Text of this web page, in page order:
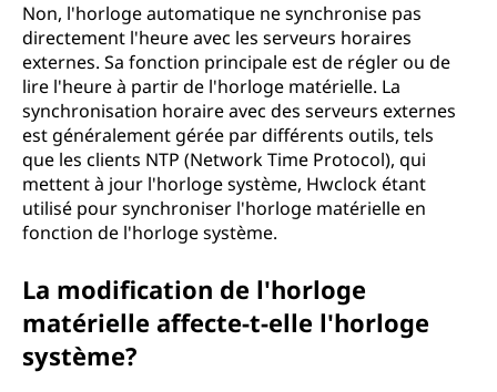
Non, l'horloge automatique ne synchronise pas
directement l'heure avec les serveurs horaires
externes. Sa fonction principale est de régler ou de
lire l'heure à partir de l'horloge matérielle. La
synchronisation horaire avec des serveurs externes
est généralement gérée par différents outils, tels
que les clients NTP (Network Time Protocol), qui
mettent à jour l'horloge système, Hwclock étant
utilisé pour synchroniser l'horloge matérielle en
fonction de l'horloge système.
La modification de l'horloge
matérielle affecte-t-elle l'horloge
système?